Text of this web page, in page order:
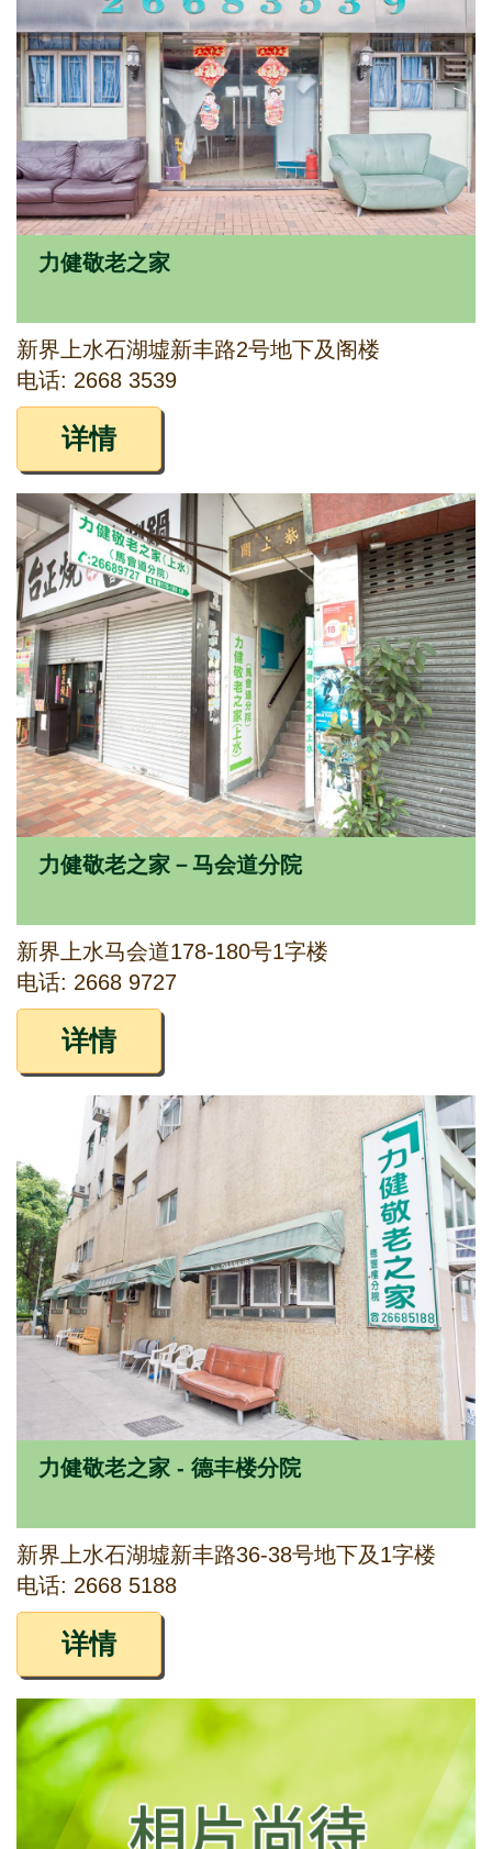
力健敬老之家
新界上水石湖墟新丰路2号地下及阁楼
电话: 2668 3539
详情
力健敬老之家－马会道分院
新界上水马会道178-180号1字楼
电话: 2668 9727
详情
力健敬老之家 - 德丰楼分院
新界上水石湖墟新丰路36-38号地下及1字楼
电话: 2668 5188
详情